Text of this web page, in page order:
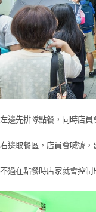
左邊先排隊點餐，同時店
右邊取餐區，店員會喊號，
不過在點餐時店家就會控